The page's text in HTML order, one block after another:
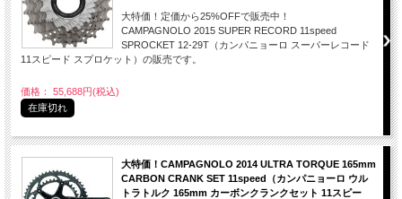
大特価！定価から25%OFFで販売中！
CAMPAGNOLO 2015 SUPER RECORD 11speed
SPROCKET 12-29T（カンパニョーロ スーパーレコード
11スピード スプロケット）の販売です。
価格： 55,688円(税込)
在庫切れ
大特価！CAMPAGNOLO 2014 ULTRA TORQUE 165mm
CARBON CRANK SET 11speed（カンパニョーロ ウル
トラトルク 165mm カーボンクランクセット 11スピー